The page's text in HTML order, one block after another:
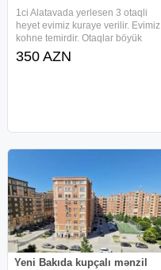
1ci Alatavada yerlesen 3 otaqli
heyet evimiz kuraye verilir. Evimiz
kohne temirdir. Otaqlar böyük
seliqelidir. Aileye telebelere ve is
adamlarina verilir. Ofis haqqi 100
350 AZN
Yeni Bakıda kupçalı mənzil